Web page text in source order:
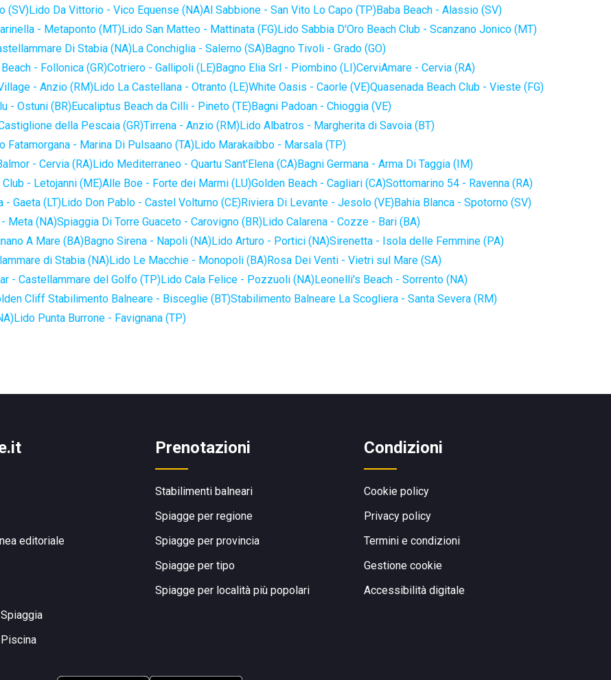
(SV)Lido Da Vittorio - Vico Equense (NA)Al Sabbione - San Vito Lo Capo (TP)Baba Beach - Alassio (SV)
- Metaponto (MT)Lido San Matteo - Mattinata (FG)Lido Sabbia D'Oro Beach Club - Scanzano Jonico (MT)
Di Stabia (NA)La Conchiglia - Salerno (SA)Bagno Tivoli - Grado (GO)
- Follonica (GR)Cotriero - Gallipoli (LE)Bagno Elia Srl - Piombino (LI)CerviAmare - Cervia (RA)
- Anzio (RM)Lido La Castellana - Otranto (LE)White Oasis - Caorle (VE)Quasenada Beach Club - Vieste (FG)
- Ostuni (BR)Eucaliptus Beach da Cilli - Pineto (TE)Bagni Padoan - Chioggia (VE)
della Pescaia (GR)Tirrena - Anzio (RM)Lido Albatros - Margherita di Savoia (BT)
Fatamorgana - Marina Di Pulsaano (TA)Lido Marakaibbo - Marsala (TP)
- Cervia (RA)Lido Mediterraneo - Quartu Sant'Elena (CA)Bagni Germana - Arma Di Taggia (IM)
- Letojanni (ME)Alle Boe - Forte dei Marmi (LU)Golden Beach - Cagliari (CA)Sottomarino 54 - Ravenna (RA)
- Gaeta (LT)Lido Don Pablo - Castel Volturno (CE)Riviera Di Levante - Jesolo (VE)Bahia Blanca - Spotorno (SV)
Meta (NA)Spiaggia Di Torre Guaceto - Carovigno (BR)Lido Calarena - Cozze - Bari (BA)
A Mare (BA)Bagno Sirena - Napoli (NA)Lido Arturo - Portici (NA)Sirenetta - Isola delle Femmine (PA)
di Stabia (NA)Lido Le Macchie - Monopoli (BA)Rosa Dei Venti - Vietri sul Mare (SA)
- Castellammare del Golfo (TP)Lido Cala Felice - Pozzuoli (NA)Leonelli's Beach - Sorrento (NA)
Cliff Stabilimento Balneare - Bisceglie (BT)Stabilimento Balneare La Scogliera - Santa Severa (RM)
Lido Punta Burrone - Favignana (TP)
editoriale
Prenotazioni
Stabilimenti balneari
Spiagge per regione
Spiagge per provincia
Spiagge per tipo
Spiagge per località più popolari
Condizioni
Cookie policy
Privacy policy
Termini e condizioni
Gestione cookie
Accessibilità digitale